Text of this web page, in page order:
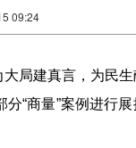
09:24
局建真言，为民生
“商量”案例进行